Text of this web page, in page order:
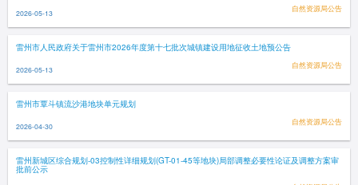
2026-05-13 自然资源局公告
雷州市人民政府关于雷州市2026年度第十七批次城镇建设用地征收土地预公告
2026-05-13 自然资源局公告
雷州市覃斗镇流沙港地块单元规划
2026-04-30 自然资源局公告
雷州新城区综合规划-03控制性详细规划(GT-01-45等地块)局部调整必要性论证及调整方案审
批前公示